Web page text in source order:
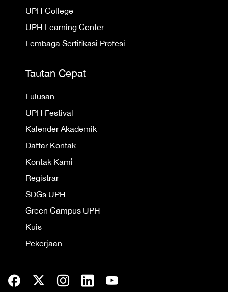
UPH College
UPH Learning Center
Lembaga Sertifikasi Profesi
Tautan Cepat
Lulusan
UPH Festival
Kalender Akademik
Daftar Kontak
Kontak Kami
Registrar
SDGs UPH
Green Campus UPH
Kuis
Pekerjaan